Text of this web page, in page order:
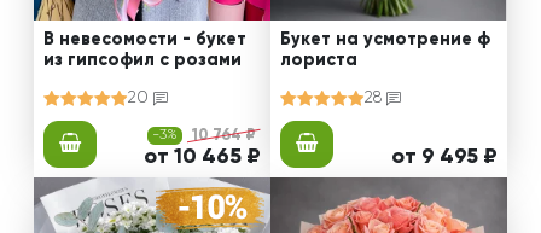
В невесомости - букет
из гипсофил с розами
20
-3% 10 764 ₽
от 10 465 ₽
Букет на усмотрение ф
лориста
28
от 9 495 ₽